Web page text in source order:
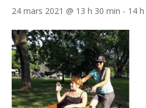
24 mars 2021 @ 13 h 30 min - 14